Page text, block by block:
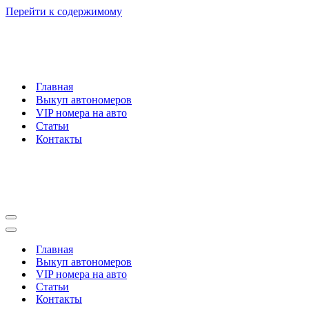
Перейти к содержимому
Главная
Выкуп автономеров
VIP номера на авто
Статьи
Контакты
Меню
навигации
Меню
навигацииГлавная
Выкуп автономеров
VIP номера на авто
Статьи
Контакты